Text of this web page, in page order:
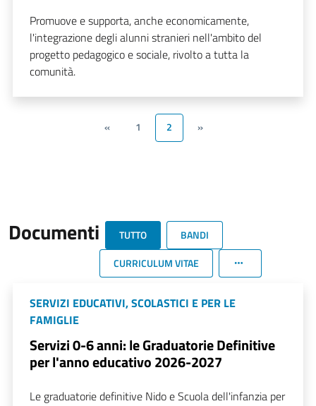
Promuove e supporta, anche economicamente,
l'integrazione degli alunni stranieri nell'ambito del
progetto pedagogico e sociale, rivolto a tutta la
comunità.
« 1 2 »
Documenti TUTTO
BANDI
CURRICULUM VITAE
SERVIZI EDUCATIVI, SCOLASTICI E PER LE
FAMIGLIE
Servizi 0-6 anni: le Graduatorie Definitive
per l'anno educativo 2026-2027
Le graduatorie definitive Nido e Scuola dell'infanzia per